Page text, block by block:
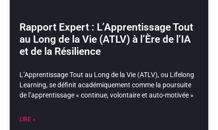
Rapport Expert : L’Apprentissage Tout
au Long de la Vie (ATLV) à l’Ère de l’IA
et de la Résilience
L’Apprentissage Tout au Long de la Vie (ATLV), ou Lifelong
Learning, se définit académiquement comme la poursuite
de l’apprentissage « continue, volontaire et auto-motivée »
LIRE »